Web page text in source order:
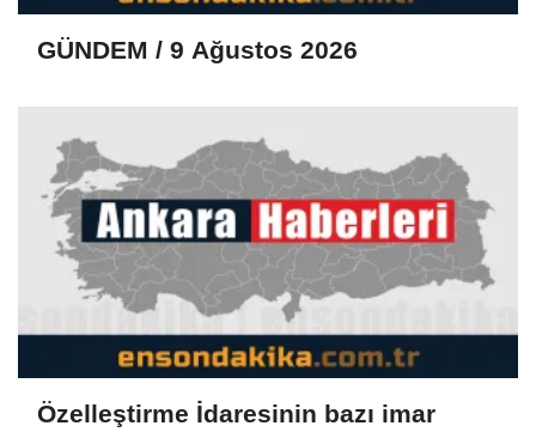
GÜNDEM / 9 Ağustos 2026
Özelleştirme İdaresinin bazı imar